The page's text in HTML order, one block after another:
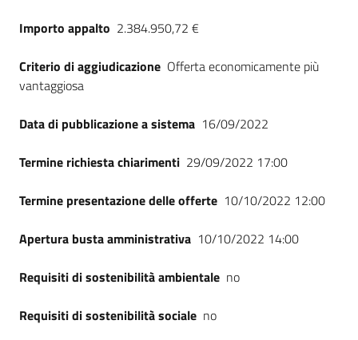
Importo appalto 2.384.950,72 €
Criterio di aggiudicazione Offerta economicamente più
vantaggiosa
Data di pubblicazione a sistema 16/09/2022
Termine richiesta chiarimenti 29/09/2022 17:00
Termine presentazione delle offerte 10/10/2022 12:00
Apertura busta amministrativa 10/10/2022 14:00
Requisiti di sostenibilità ambientale no
Requisiti di sostenibilità sociale no